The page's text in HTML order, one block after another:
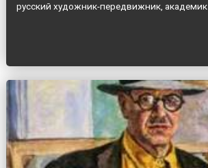
русский художник-передвижник, академик